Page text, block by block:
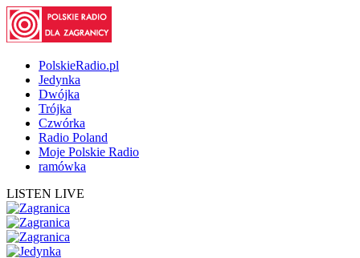
PolskieRadio.pl
Jedynka
Dwójka
Trójka
Czwórka
Radio Poland
Moje Polskie Radio
ramówka
LISTEN LIVE